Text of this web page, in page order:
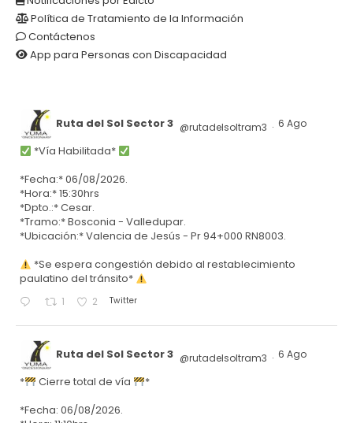
Política de Tratamiento de la Información
Contáctenos
App para Personas con Discapacidad
Ruta del Sol Sector 3 @rutadelsoltram3 · 6 Ago
*Vía Habilitada*
*Fecha:* 06/08/2026.
*Hora:* 15:30hrs
*Dpto.:* Cesar.
*Tramo:* Bosconia - Valledupar.
*Ubicación:* Valencia de Jesús - Pr 94+000 RN8003.
*Se espera congestión debido al restablecimiento
paulatino del tránsito*
1 2 Twitter
Ruta del Sol Sector 3 @rutadelsoltram3 · 6 Ago
* Cierre total de vía
*
*Fecha: 06/08/2026.